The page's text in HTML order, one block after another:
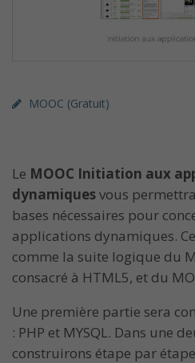
MOOC (gratuit)
Le MOOC Initiation aux
dynamiquesvous
bases nécessaires pour
applications dynamiques.
comme la suite logique du
consacré à HTML5, et du
Une première partie sera
: PHP et MYSQL. Dans une
construirons étape par